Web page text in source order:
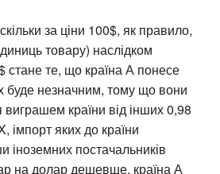
за ціни 100$, як правило,
товару) наслідком
стане те, що країна А понесе
буде незначним, тому що вони
виграшем країни від інших 0,98
імпорт яких до країни
постачальників
на долар дешевше, країна А